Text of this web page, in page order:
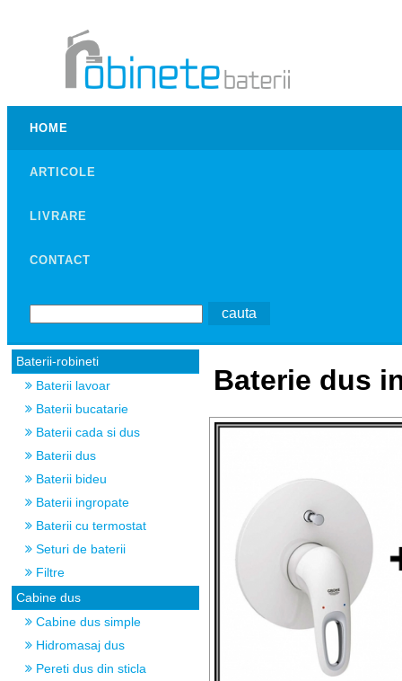
HOME
ARTICOLE
LIVRARE
CONTACT
Baterii-robineti
Baterii lavoar
Baterii bucatarie
Baterii cada si dus
Baterii dus
Baterii bideu
Baterii ingropate
Baterii cu termostat
Seturi de baterii
Filtre
Cabine dus
Cabine dus simple
Hidromasaj dus
Pereti dus din sticla
Baterie dus